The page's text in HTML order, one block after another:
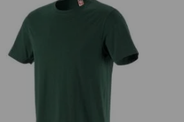
T-shirt e.s.industry